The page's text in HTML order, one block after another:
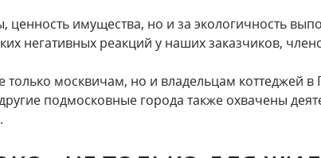
ценность имущества, но и за экологичность
негативных реакций у наших заказчиков,
только москвичам, но и владельцам коттеджей
подмосковные города также охвачены